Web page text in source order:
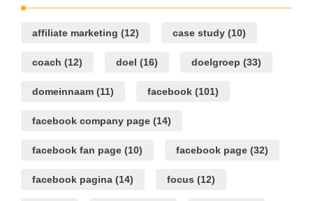
affiliate marketing (12) case study (10)
coach (12) doel (16) doelgroep (33)
domeinnaam (11) facebook (101)
facebook company page (14)
facebook fan page (10) facebook page (32)
facebook pagina (14) focus (12)